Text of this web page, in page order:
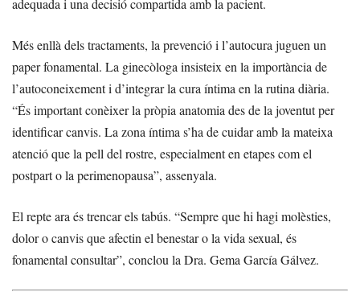
adequada i una decisió compartida amb la pacient.
Més enllà dels tractaments, la prevenció i l’autocura juguen un
paper fonamental. La ginecòloga insisteix en la importància de
l’autoconeixement i d’integrar la cura íntima en la rutina diària.
“És important conèixer la pròpia anatomia des de la joventut per
identificar canvis. La zona íntima s’ha de cuidar amb la mateixa
atenció que la pell del rostre, especialment en etapes com el
postpart o la perimenopausa”, assenyala.
El repte ara és trencar els tabús. “Sempre que hi hagi molèsties,
dolor o canvis que afectin el benestar o la vida sexual, és
fonamental consultar”, conclou la Dra. Gema García Gálvez.